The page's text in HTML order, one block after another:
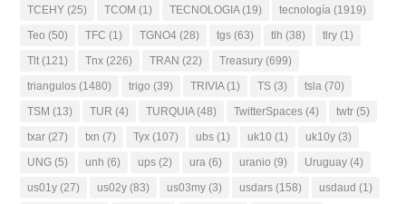
TCEHY (25) TCOM (1) TECNOLOGIA(19) tecnología (1919)
Teo (50) TFC (1) TGNO4 (28) tgs (63) tlh (38) tlry (1)
Tlt (121) Tnx (226) TRAN (22) Treasury (699)
triangulos (1480) trigo (39) TRIVIA(1) TS (3) tsla (70)
TSM (13) TUR (4) TURQUIA(48) TwitterSpaces (4) twtr (5)
txar (27) txn (7) Tyx (107) ubs (1) uk10 (1) uk10y (3)
UNG (5) unh (6) ups (2) ura (6) uranio (9) Uruguay (4)
us01y (27) us02y (83) us03my (3) usdars (158) usdaud (1)